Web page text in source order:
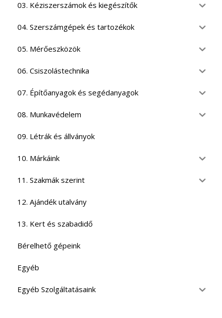
03. Kéziszerszámok és kiegészítők
04. Szerszámgépek és tartozékok
05. Mérőeszközök
06. Csiszolástechnika
07. Építőanyagok és segédanyagok
08. Munkavédelem
09. Létrák és állványok
10. Márkáink
11. Szakmák szerint
12. Ajándék utalvány
13. Kert és szabadidő
Bérelhető gépeink
Egyéb
Egyéb Szolgáltatásaink